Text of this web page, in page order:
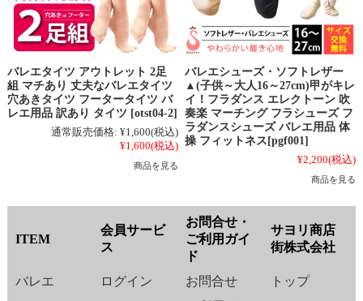
バレエタイツ アウトレット 2足
組 マチあり 丈夫なバレエタイツ
穴あきタイツ フータータイツ バ
レエ用品 訳あり タイツ [otst04-2]
通常販売価格: ¥1,600(税込)
¥1,600(税込)
商品を見る
バレエシューズ・ソフトレザー
▲(子供～大人16～27cm)甲がキレ
イ！フラダンス エレクトーン 吹
奏楽 マーチング フラシューズ フ
ラダンスシューズ バレエ用品 体
操 フィットネス[pgf001]
¥2,200(税込)
商品を見る
ITEM
会員サービ
ス
お問合せ・
ご利用ガイ
ド
サヨリ商店
街株式会社
バレエ ログイン お問合せ
トップ